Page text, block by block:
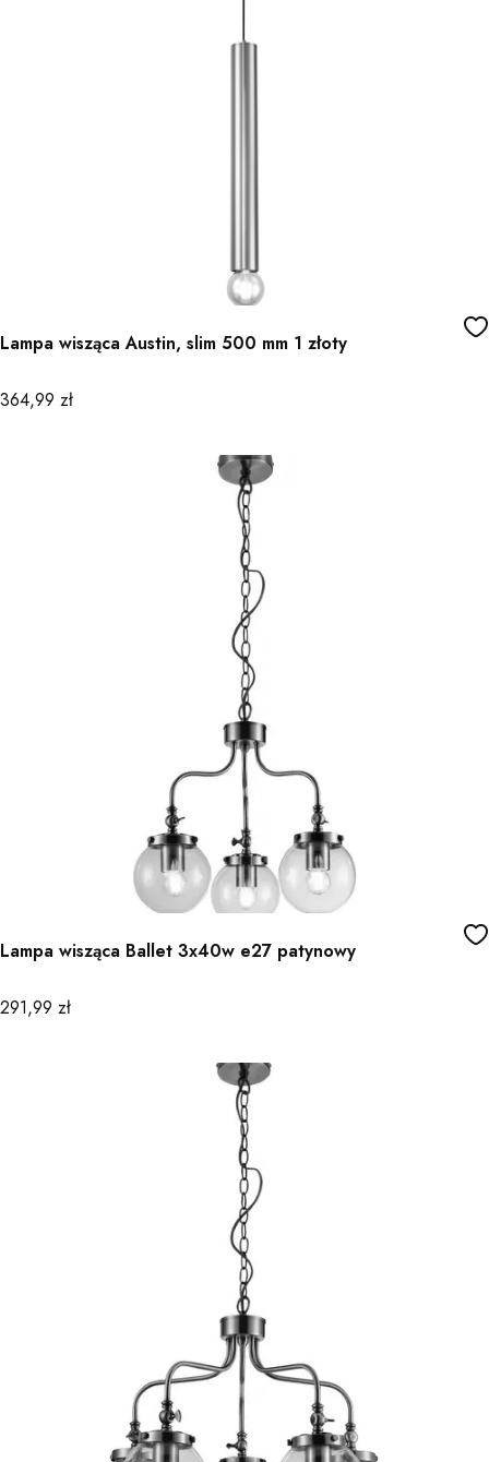
Lampa wisząca Austin, slim 500 mm 1 złoty
Cena
364,99 zł
Lampa wisząca Ballet 3x40w e27 patynowy
Cena
291,99 zł